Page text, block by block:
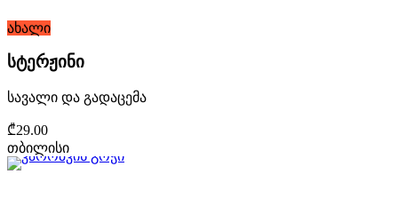
ახალი
სტერჟინი
სავალი და გადაცემა
₾29.00
თბილისი